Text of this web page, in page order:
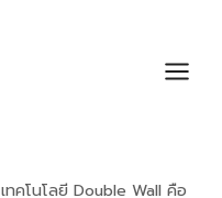
เทคโนโลยี Double Wall คือ